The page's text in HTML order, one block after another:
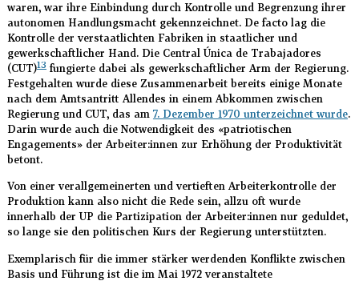
waren, war ihre Einbindung durch Kontrolle und Begrenzung ihrer
autonomen Handlungsmacht gekennzeichnet. De facto lag die
Kontrolle der verstaatlichten Fabriken in staatlicher und
gewerkschaftlicher Hand. Die Central Única de Trabajadores
(CUT)13fungierte dabei als gewerkschaftlicher Arm der Regierung.
Festgehalten wurde diese Zusammenarbeit bereits einige Monate
nach dem Amtsantritt Allendes in einem Abkommen zwischen
Regierung und CUT, das am 7. Dezember 1970 unterzeichnet wurde.
Darin wurde auch die Notwendigkeit des «patriotischen
Engagements» der Arbeiter:innen zur Erhöhung der Produktivität
betont.
Von einer verallgemeinerten und vertieften Arbeiterkontrolle der
Produktion kann also nicht die Rede sein, allzu oft wurde
innerhalb der UP die Partizipation der Arbeiter:innen nur geduldet,
so lange sie den politischen Kurs der Regierung unterstützten.
Exemplarisch für die immer stärker werdenden Konflikte zwischen
Basis und Führung ist die im Mai 1972 veranstaltete